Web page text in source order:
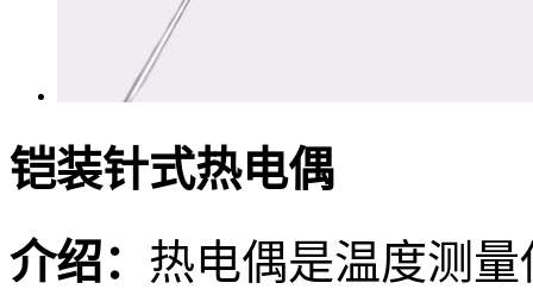
铠装针式热电偶
介绍： 热电偶是温度测